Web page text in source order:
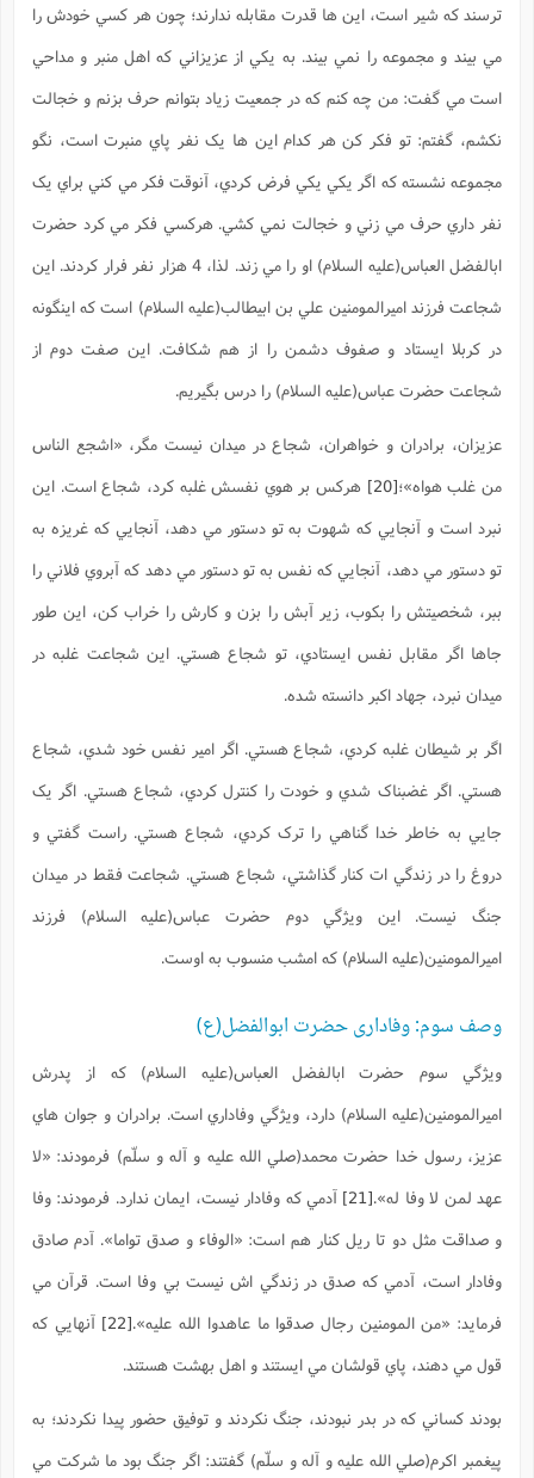
ترسند که شير است، اين ها قدرت مقابله ندارند؛ چون هر کسي خودش را
مي بيند و مجموعه را نمي بيند. به يکي از عزيزاني که اهل منبر و مداحي
است مي گفت: من چه کنم که در جمعيت زياد بتوانم حرف بزنم و خجالت
نکشم، گفتم: تو فکر کن هر کدام اين ها يک نفر پاي منبرت است، نگو
مجموعه نشسته که اگر يکي يکي فرض کردي، آنوقت فکر مي کني براي يک
نفر داري حرف مي زني و خجالت نمي کشي. هرکسي فکر مي کرد حضرت
ابالفضل العباس(علیه السلام) او را مي زند. لذا، 4 هزار نفر فرار کردند. اين
شجاعت فرزند اميرالمومنين علي بن ابيطالب(عليه السلام) است که اينگونه
در کربلا ايستاد و صفوف دشمن را از هم شکافت. اين صفت دوم از
شجاعت حضرت عباس(علیه السلام) را درس بگيريم.
عزيزان، برادران و خواهران، شجاع در ميدان نيست مگر، «اشجع الناس
من غلب هواه»؛[20]
هرکس بر هوي نفسش غلبه کرد، شجاع است. اين
نبرد است و آنجايي که شهوت به تو دستور مي دهد، آنجايي که غريزه به
تو دستور مي دهد، آنجايي که نفس به تو دستور مي دهد که آبروي فلاني را
ببر، شخصيتش را بکوب، زير آبش را بزن و کارش را خراب کن، اين طور
جاها اگر مقابل نفس ايستادي، تو شجاع هستي. اين شجاعت غلبه در
ميدان نبرد، جهاد اکبر دانسته شده.
اگر بر شيطان غلبه کردي، شجاع هستي. اگر امير نفس خود شدي، شجاع
هستي. اگر غضبناک شدي و خودت را کنترل کردي، شجاع هستي. اگر يک
جايي به خاطر خدا گناهي را ترک کردي، شجاع هستي. راست گفتي و
دروغ را در زندگي ات کنار گذاشتي، شجاع هستي. شجاعت فقط در ميدان
جنگ نيست. اين ويژگي دوم حضرت عباس(علیه السلام) فرزند
اميرالمومنين(علیه السلام) که امشب منسوب به اوست.
وصف سوم: وفاداری حضرت ابوالفضل(ع)
ويژگي سوم حضرت ابالفضل العباس(علیه السلام) که از پدرش
اميرالمومنين(عليه السلام) دارد، ويژگي وفاداري است. برادران و جوان هاي
عزيز، رسول خدا حضرت محمد(صلي الله عليه و آله و سلّم) فرمودند:«لا
عهد لمن لا وفا له».[21]
آدمي که وفادار نيست، ايمان ندارد. فرمودند: وفا
و صداقت مثل دو تا ريل کنار هم است: «الوفاء و صدق تواما».آدم صادق
وفادار است، آدمي که صدق در زندگي اش نيست بي وفا است. قرآن مي
فرمايد: «من المومنين رجال صدقوا ما عاهدوا الله عليه».
[22]
آنهايي که
قول مي دهند، پاي قولشان مي ايستند و اهل بهشت هستند.
بودند کساني که در بدر نبودند، جنگ نکردند و توفيق حضور پيدا نکردند؛ به
پيغمبر اکرم(صلي الله عليه و آله و سلّم) گفتند: اگر جنگ بود ما شرکت مي